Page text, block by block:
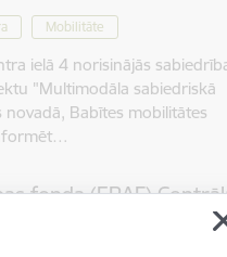
Mobilitāte
ielā 4 norisinājās
"Multimodāla sabiedriskā
Babītes mobilitātes
fonda (ERAF)